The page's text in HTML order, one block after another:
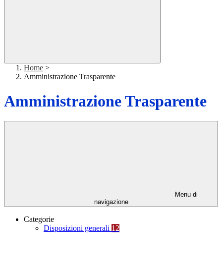
Home >
Amministrazione Trasparente
Amministrazione Trasparente
Menu di
navigazione
Categorie
Disposizioni generali 12